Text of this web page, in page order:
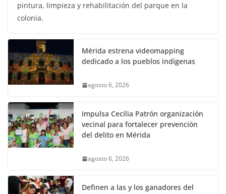
pintura, limpieza y rehabilitación del parque en la
colonia.
Mérida estrena videomapping
dedicado a los pueblos indígenas
agosto 6, 2026
Impulsa Cecilia Patrón organización
vecinal para fortalecer prevención
del delito en Mérida
agosto 6, 2026
Definen a las y los ganadores del